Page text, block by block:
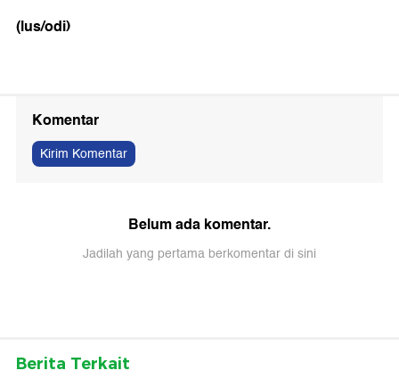
(lus/odi)
Komentar
Kirim Komentar
Belum ada komentar.
Jadilah yang pertama berkomentar di sini
Berita Terkait